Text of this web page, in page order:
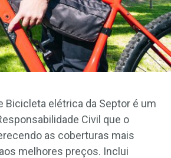
Bicicleta elétrica da Septor é um
Civil que o
as coberturas mais
melhores preços. Inclui